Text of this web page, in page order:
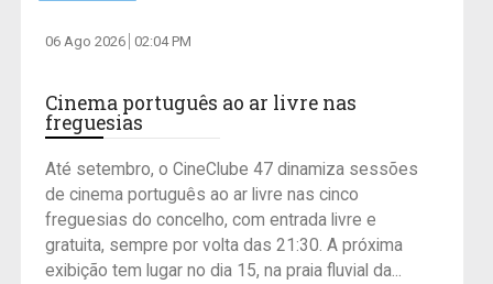
06 Ago 2026 02:04 PM
Cinema português ao ar livre nas
freguesias
Até setembro, o CineClube 47 dinamiza sessões
de cinema português ao ar livre nas cinco
freguesias do concelho, com entrada livre e
gratuita, sempre por volta das 21:30. A próxima
exibição tem lugar no dia 15, na praia fluvial da...